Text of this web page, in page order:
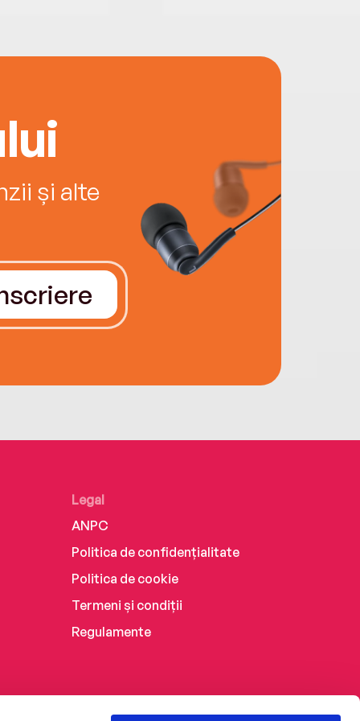
și alte
Legal
ANPC
Politica de confidențialitate
Politica de cookie
Termeni și condiții
Regulamente